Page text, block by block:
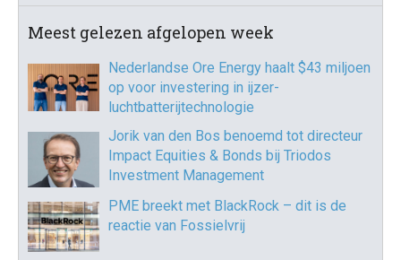
Meest gelezen afgelopen week
Nederlandse Ore Energy haalt $43 miljoen
op voor investering in ijzer-
luchtbatterijtechnologie
Jorik van den Bos benoemd tot directeur
Impact Equities & Bonds bij Triodos
Investment Management
PME breekt met BlackRock – dit is de
reactie van Fossielvrij